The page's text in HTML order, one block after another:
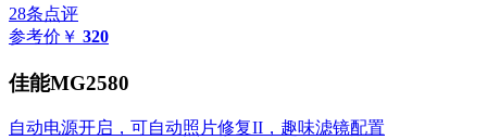
28条点评
参考价 ￥ 320
佳能MG2580
自动电源开启，可自动照片修复II，趣味滤镜配置